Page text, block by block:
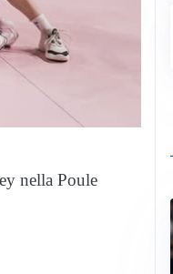
nella Poule